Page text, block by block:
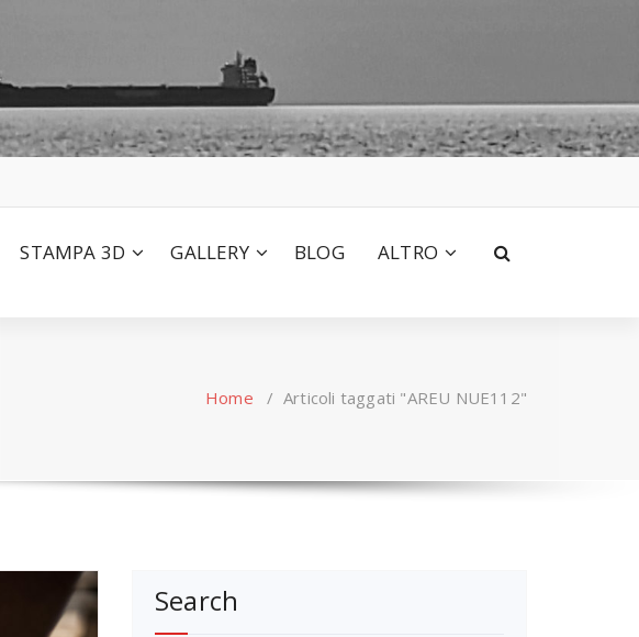
STAMPA 3D GALLERY BLOG ALTRO
Home / Articoli taggati "AREU NUE112"
Search